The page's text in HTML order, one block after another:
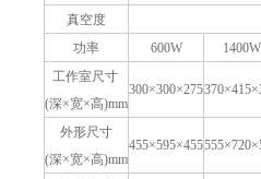
真空度
功率
600W 1400W
工作室尺寸
(深×宽×高)mm
300×300×275
外形尺寸
(深×宽×高)mm
455×595×455